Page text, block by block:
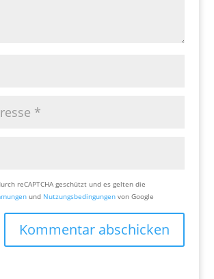
reCAPTCHA geschützt und es gelten die
und Nutzungsbedingungenvon Google
Kommentar abschicken